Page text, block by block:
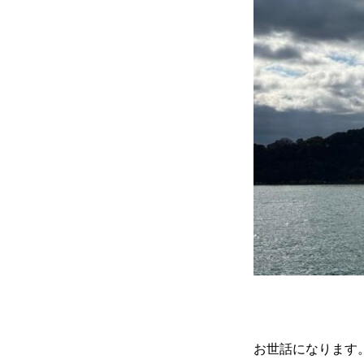
お世話になります